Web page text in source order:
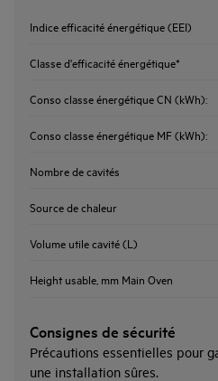
Indice efficacité énergétique (EEI)
Classe d'efficacité énergétique*
Conso classe énergétique CN (kWh):
Conso classe énergétique MF (kWh):
Nombre de cavités
Source de chaleur
Volume utile cavité (L)
Height usable, mm Main Oven
Consignes de sécurité
Précautions essentielles pour
une installation sûres.